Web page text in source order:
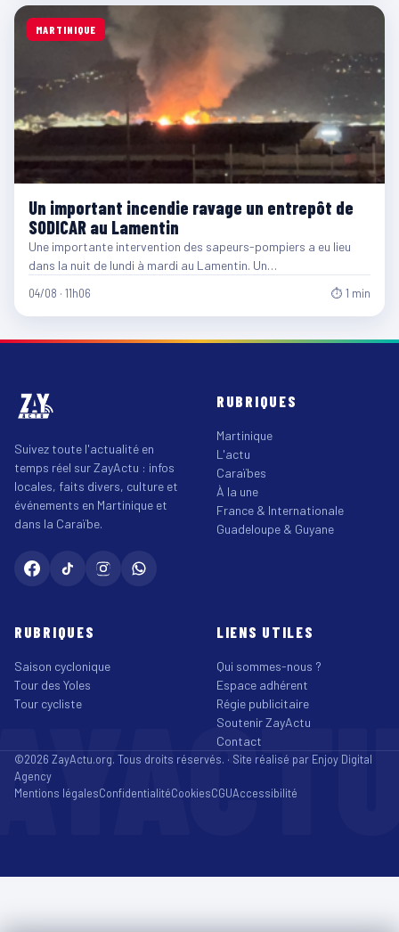
MARTINIQUE
Un important incendie ravage un entrepôt de
SODICAR au Lamentin
Une importante intervention des sapeurs-pompiers a eu lieu
dans la nuit de lundi à mardi au Lamentin. Un…
04/08 · 11h06 ⏱ 1 min
Suivez toute l'actualité en
temps réel sur ZayActu : infos
locales, faits divers, culture et
événements en Martinique et
dans la Caraïbe.
RUBRIQUES
Martinique
L'actu
Caraïbes
À la une
France & Internationale
Guadeloupe & Guyane
RUBRIQUES
Saison cyclonique
Tour des Yoles
Tour cycliste
LIENS UTILES
Qui sommes-nous ?
Espace adhérent
Régie publicitaire
Soutenir ZayActu
Contact
©2026 ZayActu.org. Tous droits réservés. · Site réalisé par Enjoy Digital
Agency
Mentions légalesConfidentialitéCookiesCGUAccessibilité